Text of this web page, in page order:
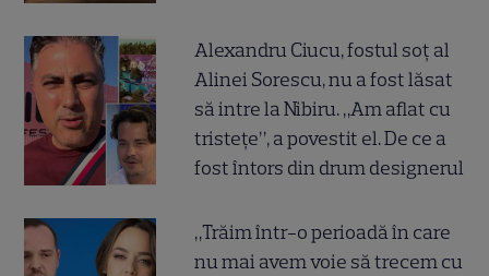
Alexandru Ciucu, fostul soț al
Alinei Sorescu, nu a fost lăsat
să intre la Nibiru. „Am aflat cu
tristețe”, a povestit el. De ce a
fost întors din drum designerul
„Trăim într-o perioadă în care
nu mai avem voie să trecem cu